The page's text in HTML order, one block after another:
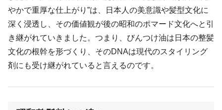
やかで重厚な仕上がり”は、日本人の美意識や髪型文化に
深く浸透し、その価値観が後の昭和のポマード文化へと引
き継がれていきました。つまり、びんつけ油は日本の整髪
文化の根幹を形づくり、そのDNAは現代のスタイリング
剤にも受け継がれていると言えるのです。